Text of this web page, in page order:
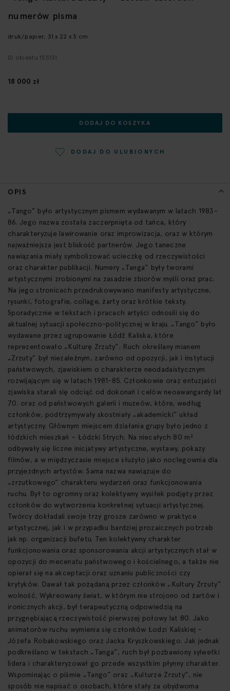
galerii
OPIS
„Tango” było artystycznym pismem wydawanym w latach 1983-
86. Jego nazwa została zaczerpnięta od tańca, który
charakteryzuje lawirowanie oraz improwizacja, oraz w którym
najważniejsza jest bliskość partnerów. Jego taneczne
nawiązania miały symbolizować ucieczkę od rzeczywistości
oraz charakter publikacji. Numery „Tanga” były tworami
artystycznymi zrobionymi na zasadzie zbiorów myśli oraz prac.
Na jego stronicach przedrukowywano manifesty artystyczne,
rysunki, fotografie, collage, żarty oraz krótkie teksty.
Sporadycznie w tekstach i pracach artyści odnosili się do
aktualnej sytuacji społeczno-politycznej w kraju. „Tango” było
wydawane przez ugrupowanie Łódź Kaliska, które
reprezentowało „Kulturę Zrzuty”. Ruch określany mianem
„Zrzuty” był niezależnym, zarówno od opozycji, jak i instytucji
państwowych, zjawiskiem o charakterze neodadaistycznym
rozwijającym się w latach 1981-85. Członkowie oraz entuzjaści
zjawiska starali się odciąć od dokonań i celów neoawangardy lat
70. oraz od państwowych galerii i muzeów, które, według
członków, podtrzymywały skostniały „akademicki” układ
artystyczny. Głównym miejscem działania grupy było jedno z
łódzkich mieszkań – Łódzki Strych. Na niecałych 80 m²
odbywały się liczne inicjatywy artystyczne, wystawy, pokazy
filmów, a w międzyczasie miejsce służyło jako noclegownia dla
przyjezdnych artystów. Sama nazwa nawiązuje do
„zrzutkowego” charakteru wydarzeń oraz funkcjonowania
ruchu. Był to ogromny oraz kolektywny wysiłek podjęty przez
członków do wytworzenia konkretnej sytuacji artystycznej.
Twórcy dokładali swoje trzy grosze zarówno w praktyce
artystycznej, jak i w przypadku bardziej prozaicznych potrzeb
jak np. organizacji bufetu. Ten kolektywny charakter
funkcjonowania oraz sponsorowania akcji artystycznych stał w
opozycji do mecenatu państwowego i kościelnego, a także nie
opierał się na akceptacji oraz uznaniu publiczności czy
krytyków. Dawał tak pożądaną przez członków „Kultury Zrzuty”
wolność. Wykreowany świat, w którym nie strojono od żartów i
ironicznych akcji, był terapeutyczną odpowiedzią na
przygnębiającą rzeczywistość pierwszej połowy lat 80. Jako
animatorów ruchu wymienia się członków Łodzi Kaliskiej –
Józefa Robakowskiego oraz Jacka Kryszkowskiego. Jak jednak
podkreślano w tekstach „Tanga”, ruch był pozbawiony sylwetki
lidera i charakteryzował go przede wszystkim płynny charakter.
Wspominając o piśmie „Tango” oraz „Kulturze Zrzuty”, nie
sposób nie napisać o osobach, które stały za obydwoma
druk/papier, 31 x 22 x 3 cm
numerów pisma
ID obiektu 155131
18 000 zł
DODAJ DO KOSZYKA
DODAJ DO ULUBIONYCH